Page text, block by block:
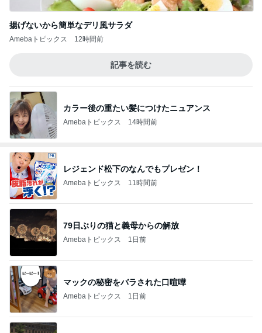
揚げないから簡単なデリ風サラダ
Amebaトピックス 12時間前
記事を読む
カラー後の重たい髪につけたニュアンス
Amebaトピックス 14時間前
レジェンド松下のなんでもプレゼン！
Amebaトピックス 11時間前
79日ぶりの猫と義母からの解放
Amebaトピックス 1日前
マックの秘密をバラされた口喧嘩
Amebaトピックス 1日前